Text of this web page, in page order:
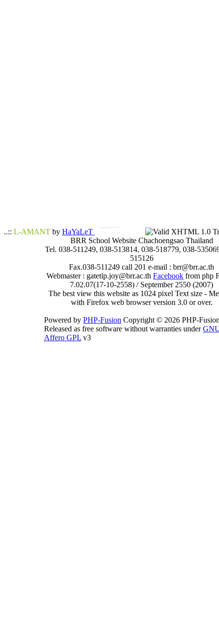
..:: L-AMANT by HaYaLeT
BRR School Website Chachoengsao Thailand
Tel. 038-511249, 038-513814, 038-518779, 038-
515126
Fax.038-511249 call 201 e-mail : brr@brr.ac.th
Webmaster : gatetip.joy@brr.ac.thFacebook from php
7.02.07(17-10-2558) / September 2550 (2007)
The best view this website as 1024 pixel Text size -
with Firefox web browser version 3.0 or over.
Powered by PHP-Fusion Copyright © 2026 PHP-
Released as free software without warranties under
Affero GPL v3